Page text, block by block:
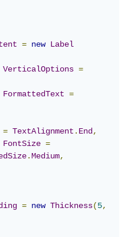
= new Label
VerticalOptions =
FormattedText =
= TextAlignment . End ,
FontSize =
.Medium,
= new Thickness(5,